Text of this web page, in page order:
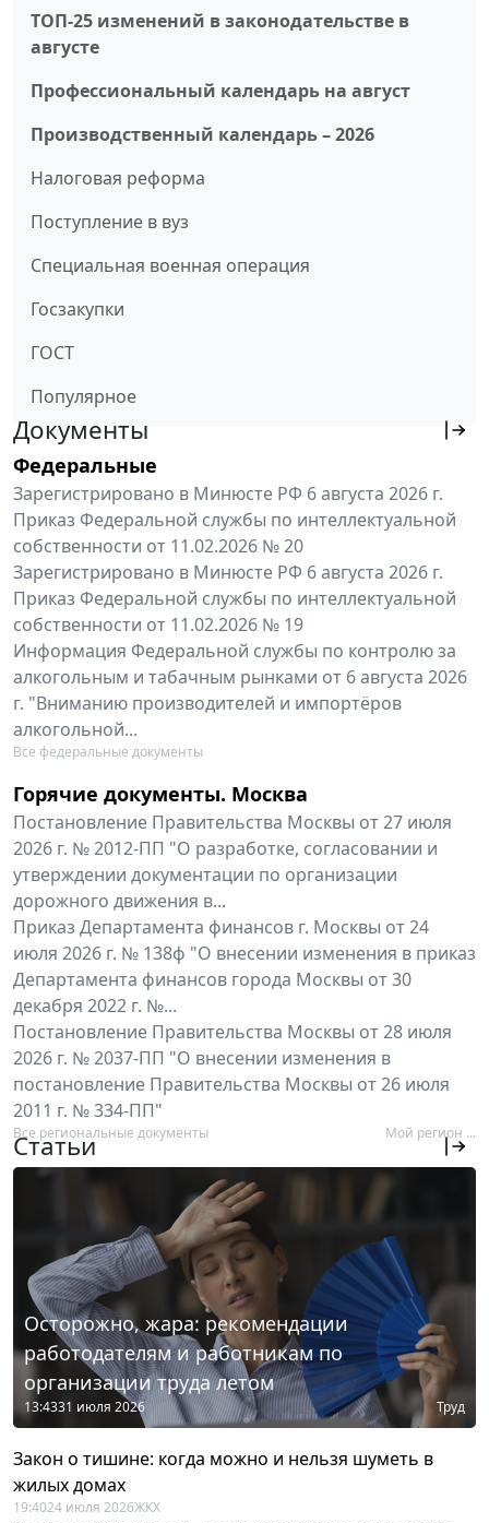
ТОП-25 изменений в законодательстве в
августе
Профессиональный календарь на август
Производственный календарь – 2026
Налоговая реформа
Поступление в вуз
Специальная военная операция
Госзакупки
ГОСТ
Популярное
Документы
Федеральные
Зарегистрировано в Минюсте РФ 6 августа 2026 г.
Приказ Федеральной службы по интеллектуальной
собственности от 11.02.2026 № 20
Зарегистрировано в Минюсте РФ 6 августа 2026 г.
Приказ Федеральной службы по интеллектуальной
собственности от 11.02.2026 № 19
Информация Федеральной службы по контролю за
алкогольным и табачным рынками от 6 августа 2026
г. "Вниманию производителей и импортёров
алкогольной...
Все федеральные документы
Горячие документы. Москва
Постановление Правительства Москвы от 27 июля
2026 г. № 2012-ПП "О разработке, согласовании и
утверждении документации по организации
дорожного движения в...
Приказ Департамента финансов г. Москвы от 24
июля 2026 г. № 138ф "О внесении изменения в приказ
Департамента финансов города Москвы от 30
декабря 2022 г. №...
Постановление Правительства Москвы от 28 июля
2026 г. № 2037-ПП "О внесении изменения в
постановление Правительства Москвы от 26 июля
2011 г. № 334-ПП"
Все региональные документы Мой регион ...
Статьи
Осторожно, жара: рекомендации
работодателям и работникам по
организации труда летом
13:4331 июля 2026 Труд
Закон о тишине: когда можно и нельзя шуметь в
жилых домах
19:4024 июля 2026ЖКХ